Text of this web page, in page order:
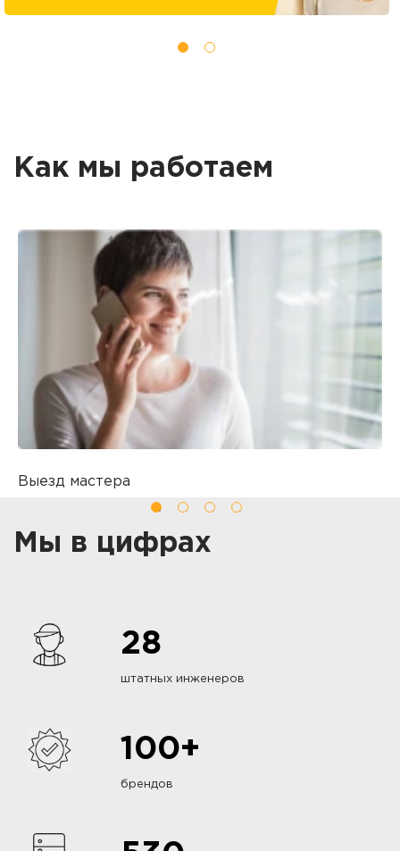
Как мы работаем
Выезд мастера
Вы оставляете заявку на ремонт
Мы в цифрах
28
штатных инженеров
100+
брендов